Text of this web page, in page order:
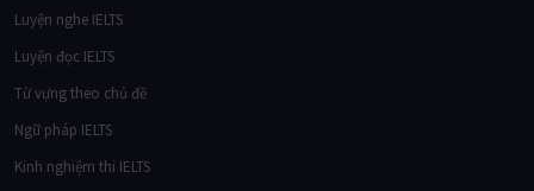
Luyện nghe IELTS
Luyện đọc IELTS
Từ vựng theo chủ đề
Ngữ pháp IELTS
Kinh nghiệm thi IELTS